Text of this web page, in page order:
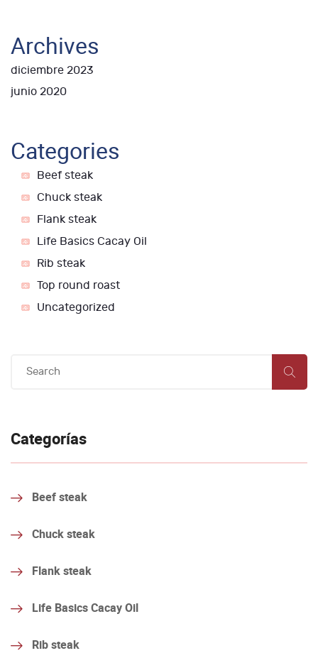
Archives
diciembre 2023
junio 2020
Categories
Beef steak
Chuck steak
Flank steak
Life Basics Cacay Oil
Rib steak
Top round roast
Uncategorized
Categorías
Beef steak
Chuck steak
Flank steak
Life Basics Cacay Oil
Rib steak